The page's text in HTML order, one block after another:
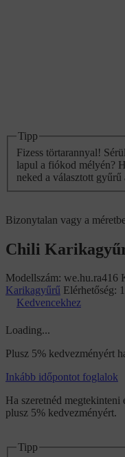
Tipp
Fizess törtarannyal!
lapul a fiókod mélyén?
neked a választott gyűrű
Bizonytalan vagy a
Chili
Modellszám: we.hu.ra416
Karikagyűrű Elérhetőség:
Kedvencekhez
Loading...
Plusz 5% kedvezményért
Inkább időpontot foglalok
Ha szeretnéd
plusz 5% kedvezményért.
Tipp